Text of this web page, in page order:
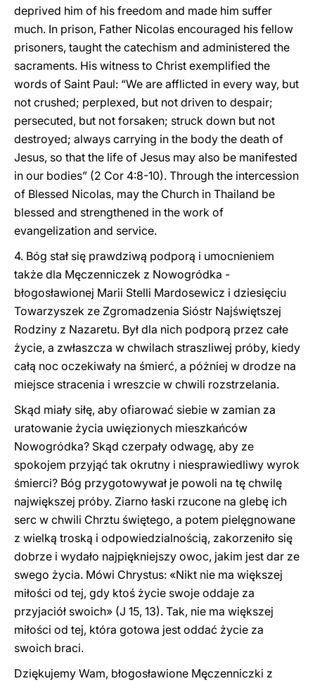
deprived him of his freedom and made him suffer
much. In prison, Father Nicolas encouraged his fellow
prisoners, taught the catechism and administered the
sacraments. His witness to Christ exemplified the
words of Saint Paul: “We are afflicted in every way, but
not crushed; perplexed, but not driven to despair;
persecuted, but not forsaken; struck down but not
destroyed; always carrying in the body the death of
Jesus, so that the life of Jesus may also be manifested
in our bodies” (2 Cor 4:8-10). Through the intercession
of Blessed Nicolas, may the Church in Thailand be
blessed and strengthened in the work of
evangelization and service.
4. Bóg stał się prawdziwą podporą i umocnieniem
także dla Męczenniczek z Nowogródka -
błogosławionej Marii Stelli Mardosewicz i dziesięciu
Towarzyszek ze Zgromadzenia Sióstr Najświętszej
Rodziny z Nazaretu. Był dla nich podporą przez całe
życie, a zwłaszcza w chwilach straszliwej próby, kiedy
całą noc oczekiwały na śmierć, a póżniej w drodze na
miejsce stracenia i wreszcie w chwili rozstrzelania.
Skąd miały siłę, aby ofiarować siebie w zamian za
uratowanie życia uwięzionych mieszkańców
Nowogródka? Skąd czerpały odwagę, aby ze
spokojem przyjąć tak okrutny i niesprawiedliwy wyrok
śmierci? Bóg przygotowywał je powoli na tę chwilę
największej próby. Ziarno łaski rzucone na glebę ich
serc w chwili Chrztu świętego, a potem pielęgnowane
z wielką troską i odpowiedzialnością, zakorzeniło się
dobrze i wydało najpiękniejszy owoc, jakim jest dar ze
swego życia. Mówi Chrystus: «Nikt nie ma większej
miłości od tej, gdy ktoś życie swoje oddaje za
przyjaciół swoich» (J 15, 13). Tak, nie ma większej
miłości od tej, która gotowa jest oddać życie za
swoich braci.
Dziękujemy Wam, błogosławione Męczenniczki z